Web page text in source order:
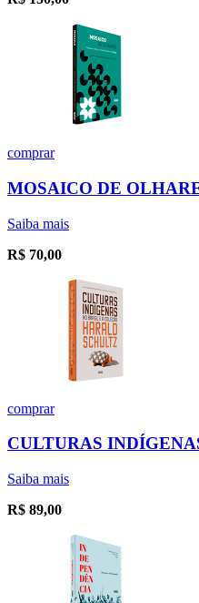
comprar
MOSAICO DE
Saiba mais
R$ 70,00
comprar
CULTURAS
Saiba mais
R$ 89,00